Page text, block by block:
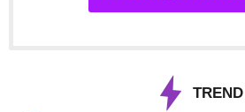
TREND